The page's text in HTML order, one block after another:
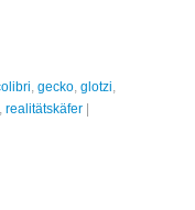
gecko glotzi
realitätskäfer |